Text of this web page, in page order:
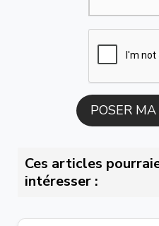
Ces articles
intéresser :